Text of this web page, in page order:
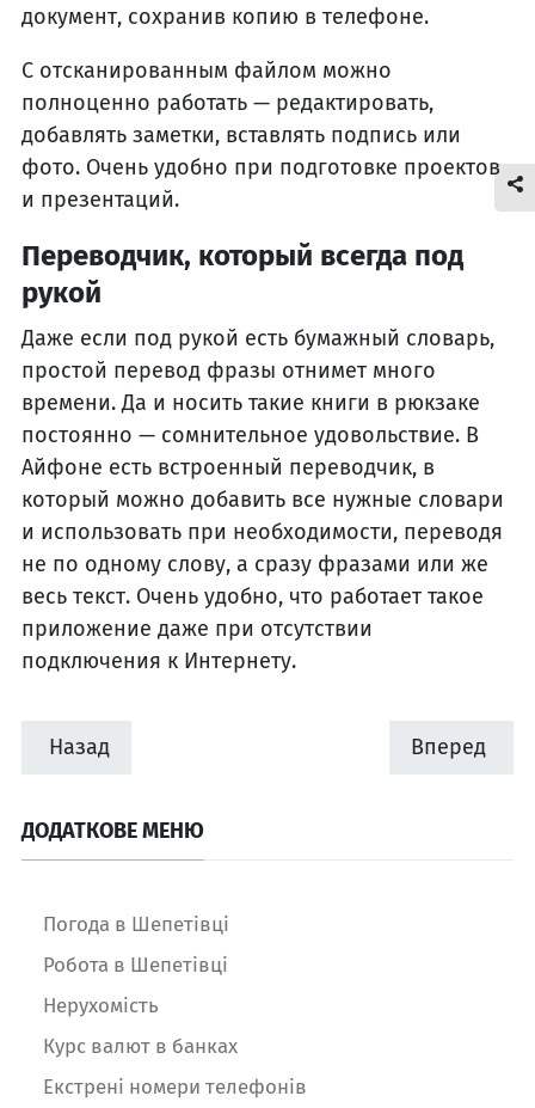
документ, сохранив копию в телефоне.
С отсканированным файлом можно
полноценно работать — редактировать,
добавлять заметки, вставлять подпись или
фото. Очень удобно при подготовке проектов
и презентаций.
Переводчик, который всегда под
рукой
Даже если под рукой есть бумажный словарь,
простой перевод фразы отнимет много
времени. Да и носить такие книги в рюкзаке
постоянно — сомнительное удовольствие. В
Айфоне есть встроенный переводчик, в
который можно добавить все нужные словари
и использовать при необходимости, переводя
не по одному слову, а сразу фразами или же
весь текст. Очень удобно, что работает такое
приложение даже при отсутствии
подключения к Интернету.
Назад Вперед
ДОДАТКОВЕ МЕНЮ
Погода в Шепетівці
Робота в Шепетівці
Нерухомість
Курс валют в банках
Екстрені номери телефонів